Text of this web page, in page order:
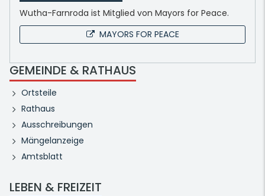
Wutha-Farnroda ist Mitglied von Mayors for Peace.
MAYORS FOR PEACE
GEMEINDE & RATHAUS
Ortsteile
Rathaus
Ausschreibungen
Mängelanzeige
Amtsblatt
LEBEN & FREIZEIT